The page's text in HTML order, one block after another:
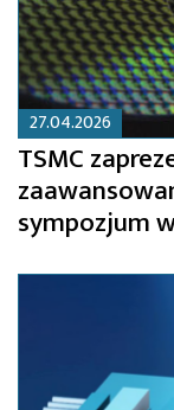
27.04.2026
TSMC
sympozjum